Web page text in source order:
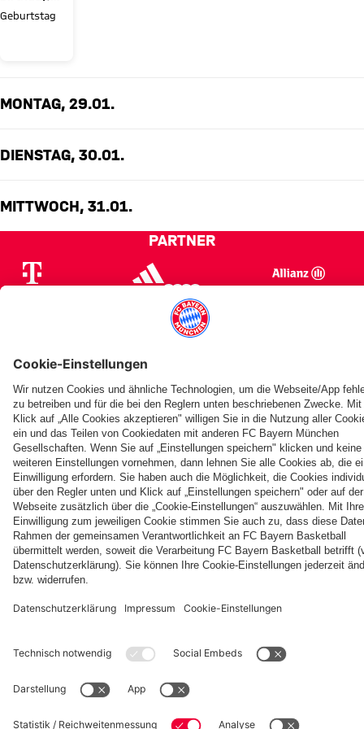
Ismael
Geburtstag
MONTAG, 29.01.
DIENSTAG, 30.01.
MITTWOCH, 31.01.
PARTNER
fcbayern.com Basketball Allianz Arena Media Center Jobs
FC Bayern Tours
© FC Bayern München AG – 2026
Impressum Datenschutz Nutzungsbedingungen Barrierefreiheit
Kinder- und Jugendschutz
Hinweisgebersystem FAQ
Kontakt
Verträge hier kündigen
Cookie-Einstellungen